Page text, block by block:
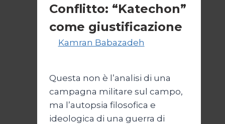
Conflitto: “Katechon”
come giustificazione
Kamran Babazadeh
Questa non è l’analisi di una
campagna militare sul campo,
ma l’autopsia filosofica e
ideologica di una guerra di